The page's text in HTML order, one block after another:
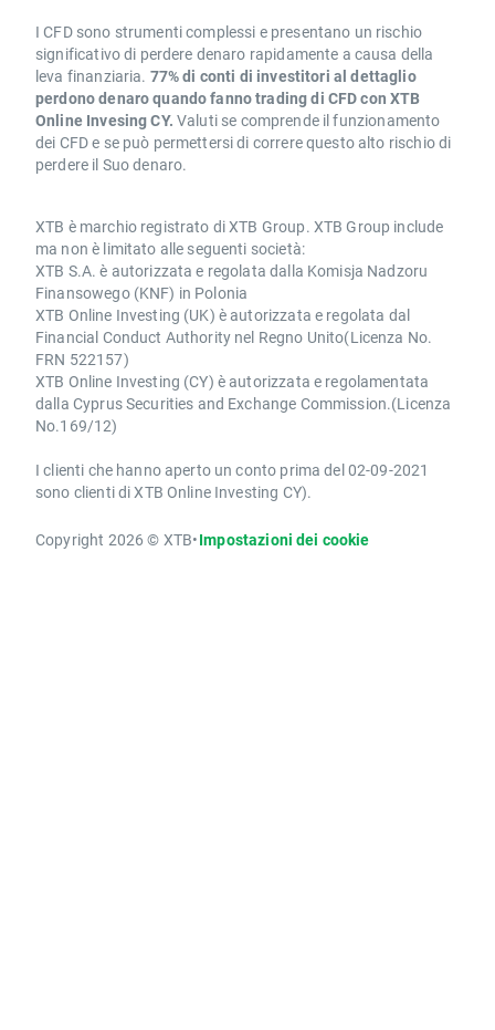
I CFD sono strumenti complessi e presentano un rischio
significativo di perdere denaro rapidamente a causa della
leva finanziaria. 77% di conti di investitori al dettaglio
perdono denaro quando fanno trading di CFD con XTB
Online Invesing CY. Valuti se comprende il funzionamento
dei CFD e se può permettersi di correre questo alto rischio di
perdere il Suo denaro.
XTB è marchio registrato di XTB Group. XTB Group include
ma non è limitato alle seguenti società:
XTB S.A. è autorizzata e regolata dalla Komisja Nadzoru
Finansowego (KNF) in Polonia
XTB Online Investing (UK) è autorizzata e regolata dal
Financial Conduct Authority nel Regno Unito(Licenza No.
FRN 522157)
XTB Online Investing (CY) è autorizzata e regolamentata
dalla Cyprus Securities and Exchange Commission.(Licenza
No.169/12)
I clienti che hanno aperto un conto prima del 02-09-2021
sono clienti di XTB Online Investing CY).
Copyright 2026 © XTB•Impostazioni dei cookie